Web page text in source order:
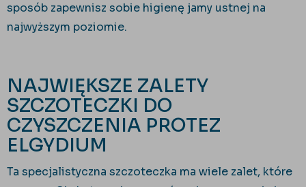
sposób zapewnisz sobie higienę jamy ustnej na
najwyższym poziomie.
NAJWIĘKSZE ZALETY
SZCZOTECZKI DO
CZYSZCZENIA PROTEZ
ELGYDIUM
Ta specjalistyczna szczoteczka ma wiele zalet, które